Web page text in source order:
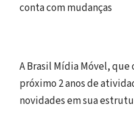
conta com mudanças
A Brasil Mídia Móvel,
próximo 2 anos de
novidades em sua